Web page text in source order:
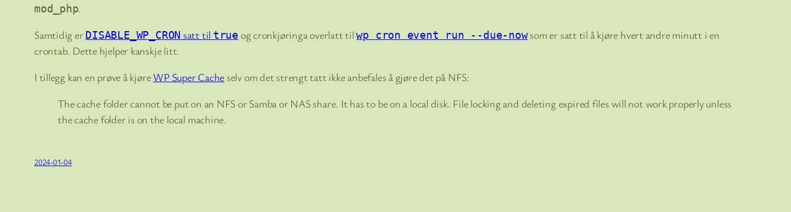
mod_php.
Samtidig er DISABLE_WP_CRON satt til true og cronkjøringa overlatt tilwp cron event run --due-nowsom er satt til å kjøre hvert andre minutt i en
crontab. Dette hjelper kanskje litt.
I tillegg kan en prøve å kjøreWP Super Cache selv om det strengt tatt ikke anbefales å gjøre det på NFS:
The cache folder cannot be put on an NFS or Samba or NAS share. It has to be on a local disk. File locking and deleting expired files will not work properly unless
the cache folder is on the local machine.
2024-01-04